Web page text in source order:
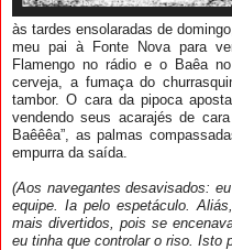
às tardes ensolaradas de
meu pai à Fonte Nova para
Flamengo no rádio e o Baêa
cerveja, a fumaça do
tambor. O cara da pipoca
vendendo seus acarajés de
Baêêêa”, as palmas
empurra da saída.
(Aos navegantes desavisados:
equipe. Ia pelo espetáculo. A
mais divertidos, pois se
eu tinha que controlar o riso. Isto